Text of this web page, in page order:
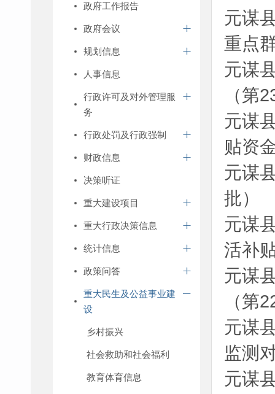
政府工作报告
政府会议
规划信息
人事信息
行政许可及对外管理服
务
行政处罚及行政强制
财政信息
决策听证
重大建设项目
重大行政决策信息
统计信息
政策问答
重大民生及公益事业建
设
乡村振兴
社会救助和社会福利
教育体育信息
元谋
重点
元谋
（第
元谋
贴资
元谋
批）
元谋
活补
元谋
（第
元谋
监测
元谋